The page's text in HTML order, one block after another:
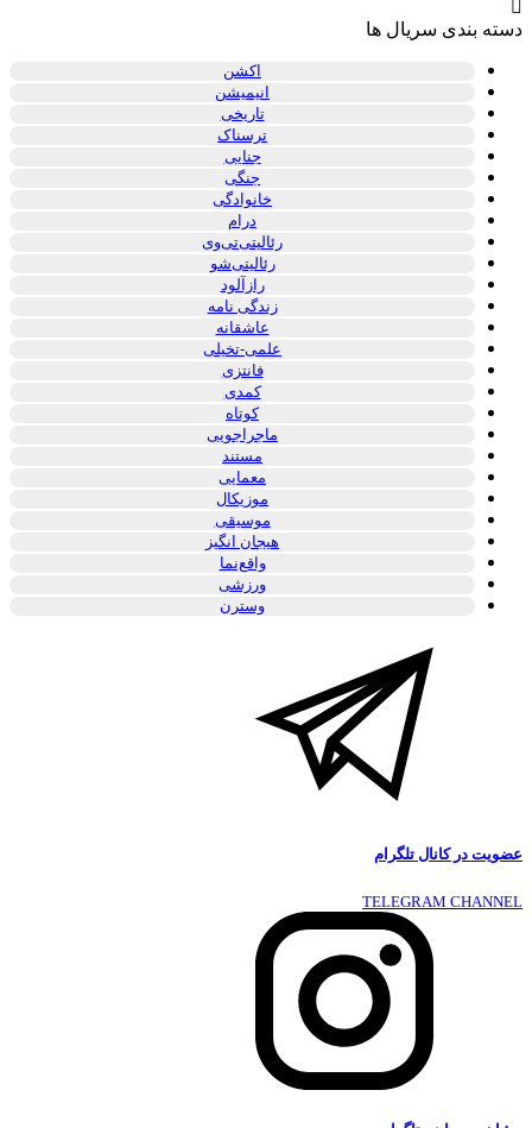
دسته بندی سریال ها
اکشن
انیمیشن
تاریخی
ترسناک
جنایی
جنگی
خانوادگی
درام
رئالیتی‌تی‌وی
رئالیتی‌شو
رازآلود
زندگی نامه
عاشقانه
علمی-تخیلی
فانتزی
کمدی
کوتاه
ماجراجویی
مستند
معمایی
موزیکال
موسیقی
هیجان انگیز
واقع‌نما
ورزشی
وسترن
عضویت در کانال تلگرام
TELEGRAM CHANNEL